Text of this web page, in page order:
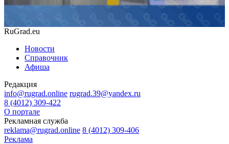
RuGrad.eu
Новости
Справочник
Афиша
Редакция
info@rugrad.online rugrad.39@yandex.ru
8 (4012) 309-422
О портале
Рекламная служба
reklama@rugrad.online 8 (4012) 309-406
Реклама